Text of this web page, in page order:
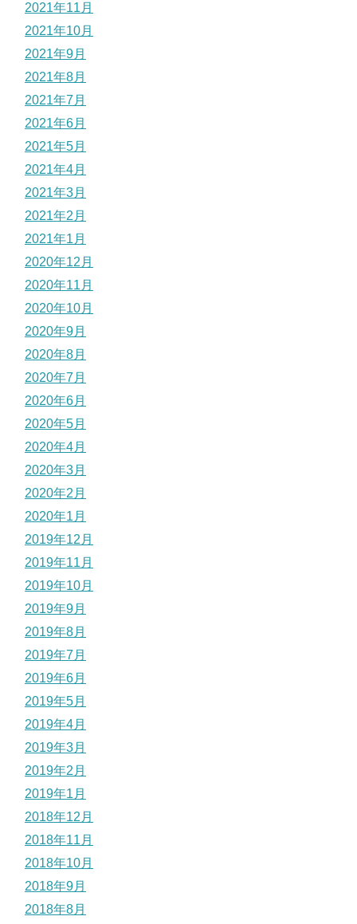
2021年11月
2021年10月
2021年9月
2021年8月
2021年7月
2021年6月
2021年5月
2021年4月
2021年3月
2021年2月
2021年1月
2020年12月
2020年11月
2020年10月
2020年9月
2020年8月
2020年7月
2020年6月
2020年5月
2020年4月
2020年3月
2020年2月
2020年1月
2019年12月
2019年11月
2019年10月
2019年9月
2019年8月
2019年7月
2019年6月
2019年5月
2019年4月
2019年3月
2019年2月
2019年1月
2018年12月
2018年11月
2018年10月
2018年9月
2018年8月